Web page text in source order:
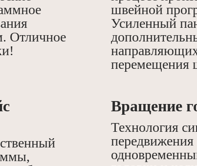
Отличное
швейной
Усиленный
перемещения
Вращение
Технология
передвижения